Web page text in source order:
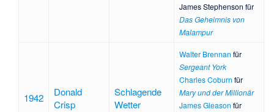
James Stephenson für
Das Geheimnis von
Malampur
1942
Donald
Crisp
Schlagende
Wetter
Walter Brennan für
Sergeant York
Charles Coburn für
Mary und der Millionär
James Gleason für